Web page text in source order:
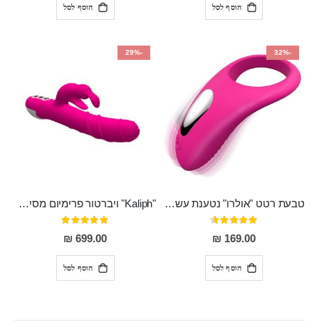
הוסף לסל הוסף לסל
-32%
טבעת רטט "אולרו" נטענת עשויה סיליקון רפואי עם רטט חזק ומטריף חושים
דירוג:
91%
169.00 ₪
הוסף לסל
-29%
"Kaliph" ויברטור פרימיום מסיליקון רפואי , נטען, שקט במיוחד, מסתובב ומתפתל, שמנמן עם חדירה 14 סמ
דירוג:
100%
699.00 ₪
הוסף לסל